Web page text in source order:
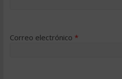
Correo electrónico *